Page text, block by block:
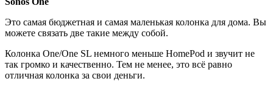
Это самая бюджетная и самая маленькая колонка для дома. Вы
можете связать две такие между собой.
Колонка One/One SL немного меньше HomePod и звучит не
так громко и качественно. Тем не менее, это всё равно
отличная колонка за свои деньги.